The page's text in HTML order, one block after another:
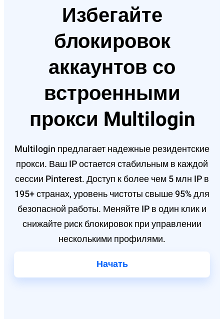
Избегайте
блокировок
аккаунтов со
встроенными
прокси Multilogin
Multilogin предлагает надежные резидентские
прокси. Ваш IP остается стабильным в каждой
сессии Pinterest. Доступ к более чем 5 млн IP в
195+ странах, уровень чистоты свыше 95% для
безопасной работы. Меняйте IP в один клик и
снижайте риск блокировок при управлении
несколькими профилями.
Начать